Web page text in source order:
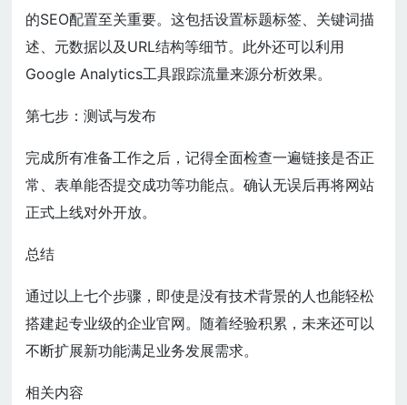
的SEO配置至关重要。这包括设置标题标签、关键词描
述、元数据以及URL结构等细节。此外还可以利用
Google Analytics工具跟踪流量来源分析效果。
第七步：测试与发布
完成所有准备工作之后，记得全面检查一遍链接是否正
常、表单能否提交成功等功能点。确认无误后再将网站
正式上线对外开放。
总结
通过以上七个步骤，即使是没有技术背景的人也能轻松
搭建起专业级的企业官网。随着经验积累，未来还可以
不断扩展新功能满足业务发展需求。
相关内容